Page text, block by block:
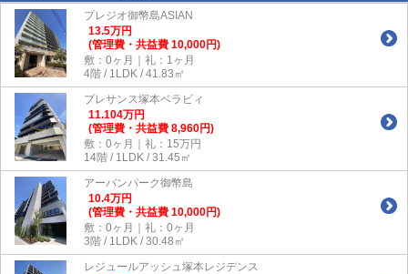
プレジオ御幣島ASIAN
13.5万円
(管理費・共益費 10,000円)
敷：0ヶ月｜礼：1ヶ月
4階 / 1LDK / 41.83㎡
プレサンス塚本ベラビィ
11.104万円
(管理費・共益費 8,960円)
敷：0ヶ月｜礼：15万円
14階 / 1LDK / 31.45㎡
アーバンパーク御幣島
10.4万円
(管理費・共益費 10,000円)
敷：0ヶ月｜礼：0ヶ月
3階 / 1LDK / 30.48㎡
レジュールアッシュ塚本レジデンス